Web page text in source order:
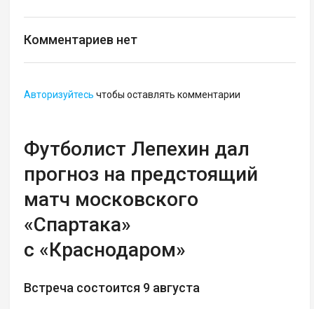
Комментариев нет
Авторизуйтесь чтобы оставлять комментарии
Футболист Лепехин дал
прогноз на предстоящий
матч московского
«Спартака»
с «Краснодаром»
Встреча состоится 9 августа